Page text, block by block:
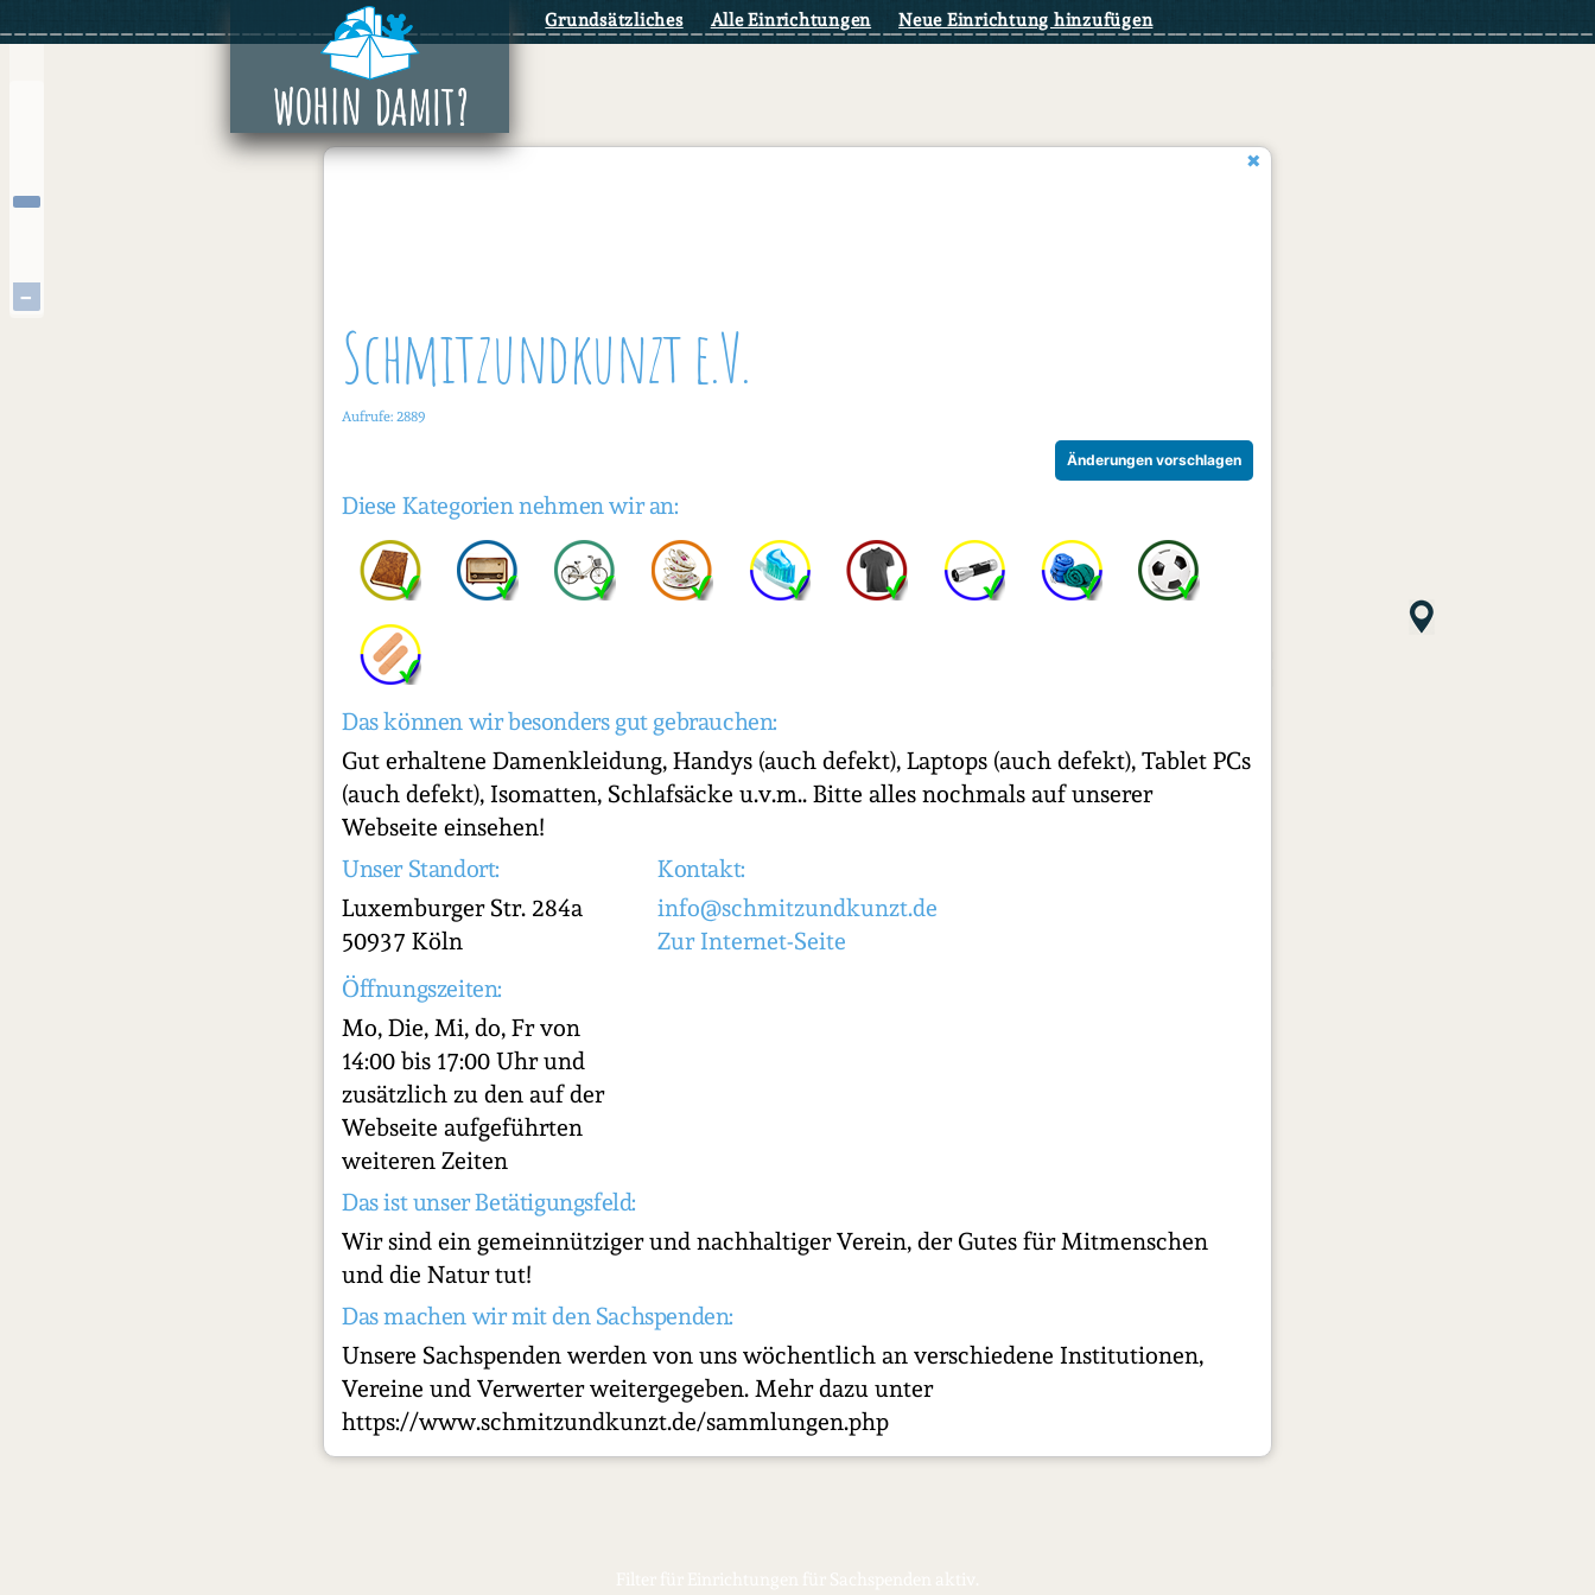
Inhalt
Grundsätzliches Alle Einrichtungen Neue Einrichtung hinzufügen
−
Schmitzundkunzt e.V.
Aufrufe: 2889
Änderungen vorschlagen
Diese Kategorien nehmen wir an:
Das können wir besonders gut gebrauchen:
Gut erhaltene Damenkleidung, Handys (auch defekt), Laptops (auch defekt), Tablet PCs
(auch defekt), Isomatten, Schlafsäcke u.v.m.. Bitte alles nochmals auf unserer
Webseite einsehen!
Unser Standort:
Luxemburger Str. 284a
50937 Köln
Kontakt:
info@schmitzundkunzt.de
Zur Internet-Seite
Öffnungszeiten:
Mo, Die, Mi, do, Fr von
14:00 bis 17:00 Uhr und
zusätzlich zu den auf der
Webseite aufgeführten
weiteren Zeiten
Das ist unser Betätigungsfeld:
Wir sind ein gemeinnütziger und nachhaltiger Verein, der Gutes für Mitmenschen
und die Natur tut!
Das machen wir mit den Sachspenden:
Unsere Sachspenden werden von uns wöchentlich an verschiedene Institutionen,
Vereine und Verwerter weitergegeben. Mehr dazu unter
https://www.schmitzundkunzt.de/sammlungen.php